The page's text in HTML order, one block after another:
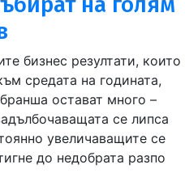
бизнес резултати, които
средата на годината,
остават много –
се липса
увеличаващите се
до недобрата разпо